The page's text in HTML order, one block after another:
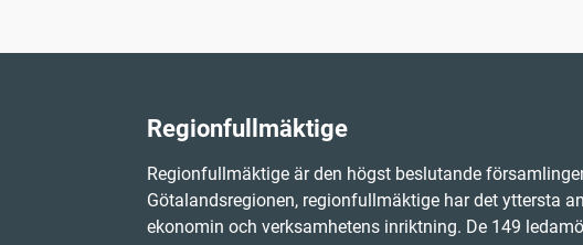
Regionfullmäktige
Regionfullmäktige är den högst beslutande
Götalandsregionen, regionfullmäktige har det yttersta
ekonomin och verksamhetens inriktning. De 149